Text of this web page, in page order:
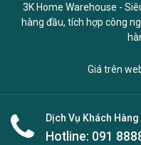
3K Home Warehouse -
hàng đầu, tích hợp công
Giá trên
Dịch Vụ Khách Hàng
Hotline: 091